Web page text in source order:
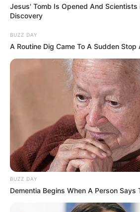
Jesus' Tomb Is Opened And
Discovery
BUZZ DAY
A Routine Dig Came To A Sudden
BUZZ DAY
Dementia Begins When A Person Says